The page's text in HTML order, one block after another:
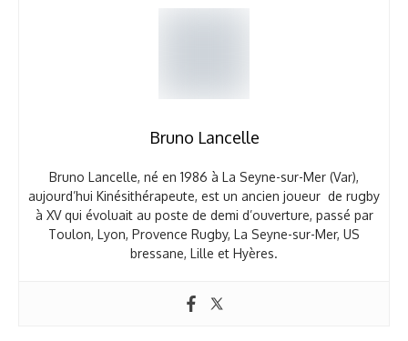
Bruno Lancelle
Bruno Lancelle, né en 1986 à La Seyne-sur-Mer (Var),
aujourd’hui Kinésithérapeute, est un ancien joueur de rugby
à XV qui évoluait au poste de demi d’ouverture, passé par
Toulon, Lyon, Provence Rugby, La Seyne-sur-Mer, US
bressane, Lille et Hyères.